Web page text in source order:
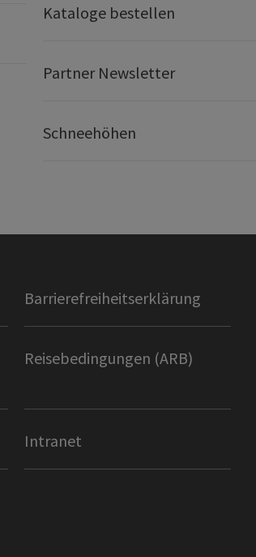
Kataloge bestellen
Partner Newsletter
Schneehöhen
Barrierefreiheitserklärung
Reisebedingungen (ARB)
Intranet